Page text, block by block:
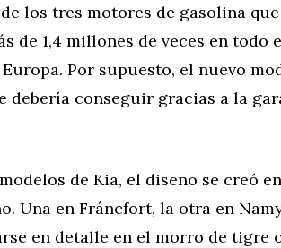
los tres motores de gasolina
de 1,4 millones de veces en todo
Por supuesto, el nuevo
debería conseguir gracias a la
de Kia, el diseño se creó
Una en Fráncfort, la otra en
en detalle en el morro de tigre